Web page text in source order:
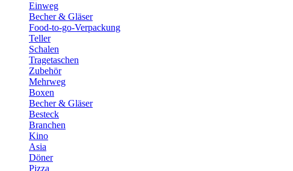
Einweg
Becher & Gläser
Food-to-go-Verpackung
Teller
Schalen
Tragetaschen
Zubehör
Mehrweg
Boxen
Becher & Gläser
Besteck
Branchen
Kino
Asia
Döner
Pizza